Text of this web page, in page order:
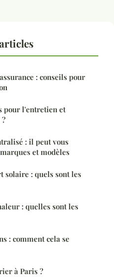
: conseils pour
pour l'entretien et
: il peut vous
et modèles
solaire : quels sont les
: quelles sont les
: comment cela se
à Paris ?